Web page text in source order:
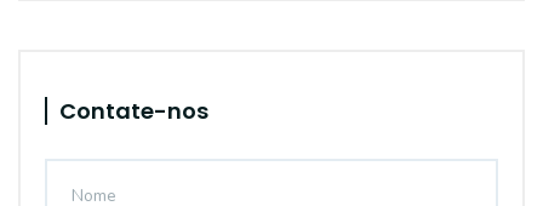
Contate-nos